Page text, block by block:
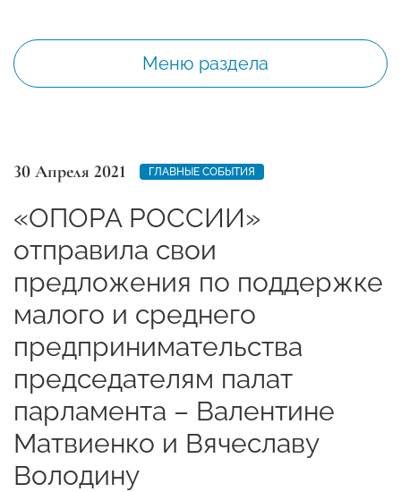
Меню раздела
30 Апреля 2021 ГЛАВНЫЕ СОБЫТИЯ
«ОПОРА РОССИИ»
отправила свои
предложения по поддержке
малого и среднего
предпринимательства
председателям палат
парламента – Валентине
Матвиенко и Вячеславу
Володину